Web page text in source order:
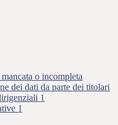
o incompleta
dei dati da parte dei titolari
1
1